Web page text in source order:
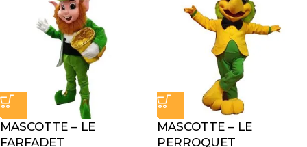
MASCOTTE – LE
FARFADET
MASCOTTE – LE
PERROQUET